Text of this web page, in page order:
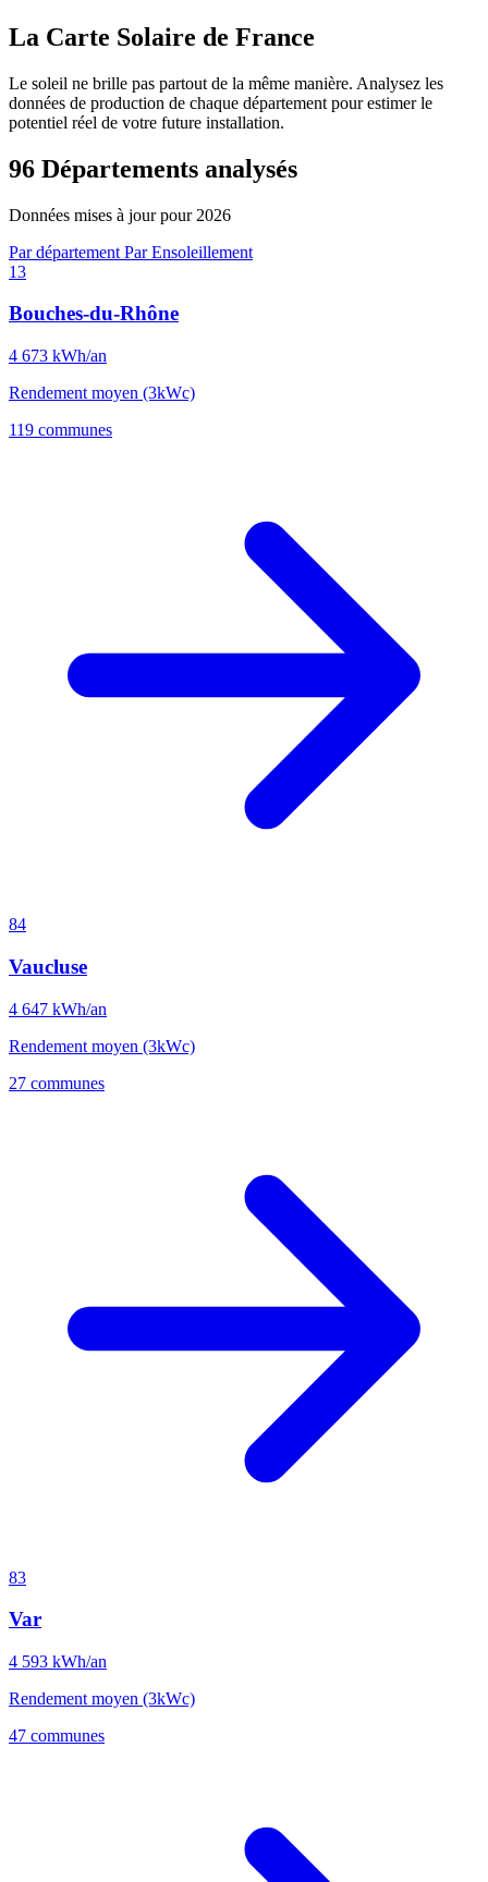
La Carte Solaire de France
Le soleil ne brille pas partout de la même manière. Analysez les
données de production de chaque département pour estimer le
potentiel réel de votre future installation.
96 Départements analysés
Données mises à jour pour 2026
Par département Par Ensoleillement
13
Bouches-du-Rhône
4 673 kWh/an
Rendement moyen (3kWc)
119 communes
84
Vaucluse
4 647 kWh/an
Rendement moyen (3kWc)
27 communes
83
Var
4 593 kWh/an
Rendement moyen (3kWc)
47 communes